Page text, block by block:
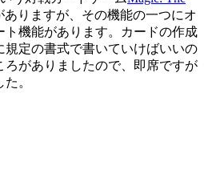
ありますが、その機能の一つにオ
ト機能があります。カードの作成
定の書式で書いていけばいいの
ろがありましたので、即席ですが
。